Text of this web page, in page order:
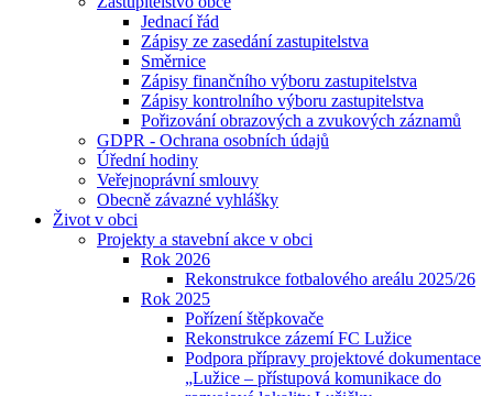
Jednací řád
Zápisy ze zasedání zastupitelstva
Směrnice
Zápisy finančního výboru zastupitelstva
Zápisy kontrolního výboru zastupitelstva
Pořizování obrazových a zvukových záznamů
GDPR - Ochrana osobních údajů
Úřední hodiny
Veřejnoprávní smlouvy
Obecně závazné vyhlášky
Život v obci
Projekty a stavební akce v obci
Rok 2026
Rekonstrukce fotbalového areálu 2025/26
Rok 2025
Pořízení štěpkovače
Rekonstrukce zázemí FC Lužice
Podpora přípravy projektové dokumentace
„Lužice – přístupová komunikace do